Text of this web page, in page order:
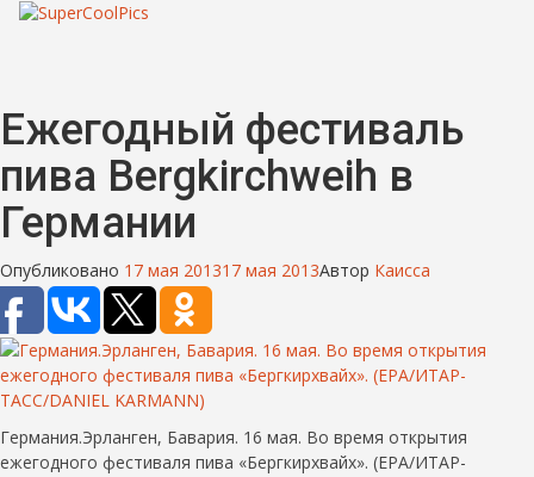
Ежегодный фестиваль
пива Bergkirchweih в
Германии
Опубликовано 17 мая 201317 мая 2013Автор Каисса
Германия.Эрланген, Бавария. 16 мая. Во время открытия
ежегодного фестиваля пива «Бергкирхвайх». (EPA/ИТАР-